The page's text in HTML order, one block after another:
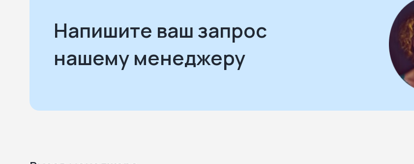
Напишите ваш запрос
нашему менеджеру